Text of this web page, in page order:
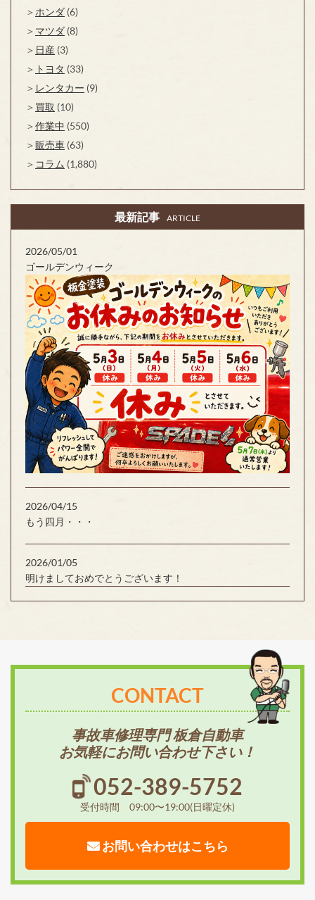
ホンダ (6)
マツダ (8)
日産 (3)
トヨタ (33)
レンタカー (9)
買取 (10)
作業中 (550)
販売車 (63)
コラム (1,880)
最新記事 ARTICLE
2026/05/01
ゴールデンウィーク
2026/04/15
もう四月・・・
2026/01/05
明けましておめでとうございます！
CONTACT
事故車修理専門 板倉自動車
お気軽にお問い合わせ下さい！
052-389-5752
受付時間 09:00〜19:00(日曜定休)
お問い合わせはこちら